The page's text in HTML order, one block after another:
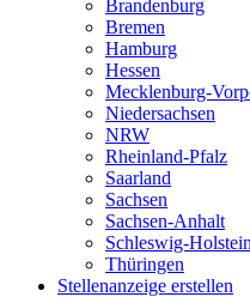
Brandenburg
Bremen
Hamburg
Hessen
Mecklenburg-
Niedersachsen
NRW
Rheinland-Pfalz
Saarland
Sachsen
Sachsen-Anhalt
Schleswig-Holstein
Thüringen
Stellenanzeige erstellen